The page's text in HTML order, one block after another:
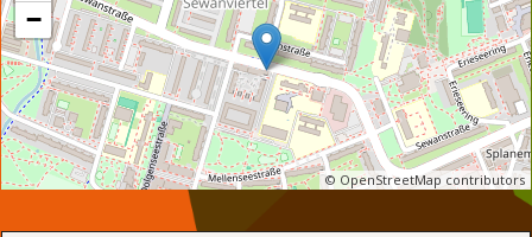
−
© OpenStreetMap contributors